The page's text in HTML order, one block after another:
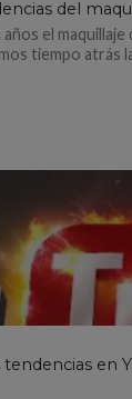
del
el maquillaje
tiempo atrás
tendencias en